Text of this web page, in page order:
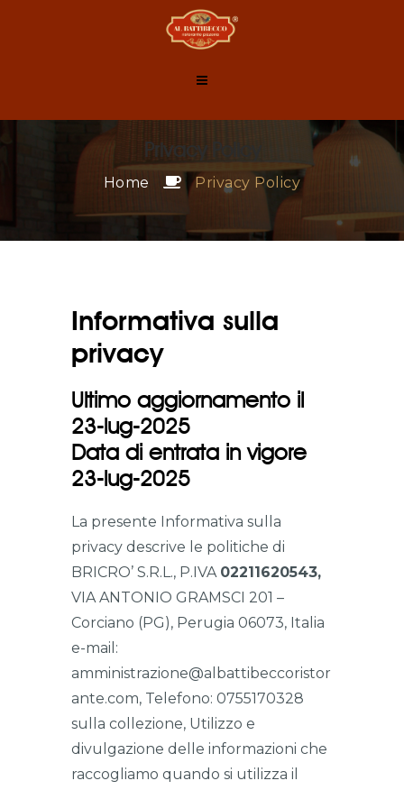
Privacy Policy
Home Privacy Policy
Informativa sulla
privacy
Ultimo aggiornamento il
23-lug-2025
Data di entrata in vigore
23-lug-2025
La presente Informativa sulla
privacy descrive le politiche di
BRICRO’ S.R.L., P.IVA 02211620543,
VIA ANTONIO GRAMSCI 201 –
Corciano (PG), Perugia 06073, Italia
e-mail:
amministrazione@albattibeccoristor
ante.com, Telefono: 0755170328
sulla collezione, Utilizzo e
divulgazione delle informazioni che
raccogliamo quando si utilizza il